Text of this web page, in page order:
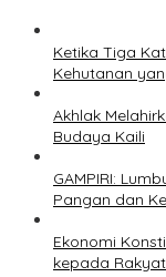
Ketika Tiga
Kehutanan
Akhlak
Budaya Kaili
GAMPIRI:
Pangan dan
Ekonomi
kepada